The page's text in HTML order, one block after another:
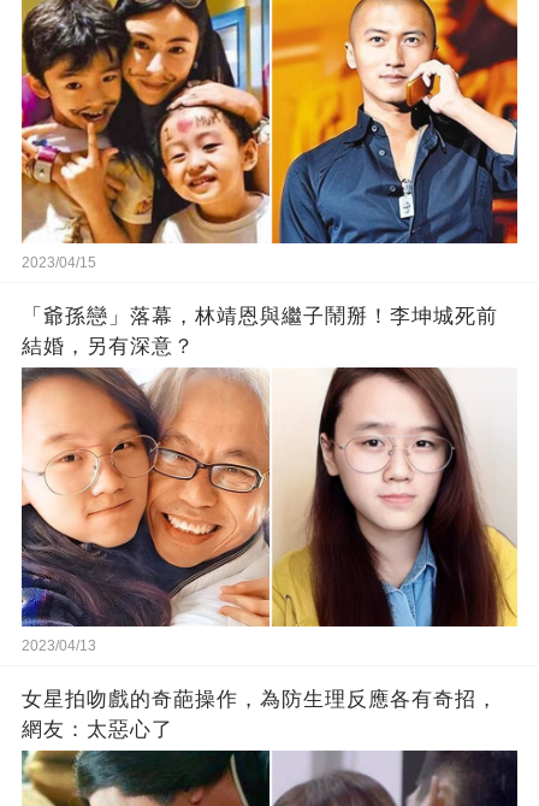
2023/04/15
「爺孫戀」落幕，林靖恩與繼子鬧掰！李坤城死前
結婚，另有深意？
2023/04/13
女星拍吻戲的奇葩操作，為防生理反應各有奇招，
網友：太惡心了